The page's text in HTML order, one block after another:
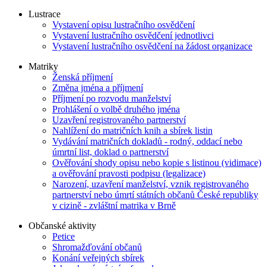
Lustrace
Vystavení opisu lustračního osvědčení
Vystavení lustračního osvědčení jednotlivci
Vystavení lustračního osvědčení na žádost organizace
Matriky
Ženská příjmení
Změna jména a příjmení
Příjmení po rozvodu manželství
Prohlášení o volbě druhého jména
Uzavření registrovaného partnerství
Nahlížení do matričních knih a sbírek listin
Vydávání matričních dokladů - rodný, oddací nebo
úmrtní list, doklad o partnerství
Ověřování shody opisu nebo kopie s listinou (vidimace)
a ověřování pravosti podpisu (legalizace)
Narození, uzavření manželství, vznik registrovaného
partnerství nebo úmrtí státních občanů České republiky
v cizině - zvláštní matrika v Brně
Občanské aktivity
Petice
Shromažďování občanů
Konání veřejných sbírek